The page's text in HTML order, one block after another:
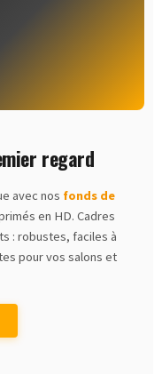
regard
avec nos fonds de
en HD. Cadres
: robustes, faciles à
pour vos salons et